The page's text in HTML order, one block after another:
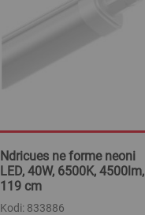
Ndricues ne forme neoni
LED, 40W, 6500K, 4500lm,
119 cm
Kodi: 833886